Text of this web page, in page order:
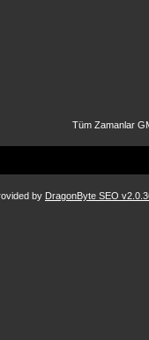
Tüm Zamanlar
by DragonByte SEO